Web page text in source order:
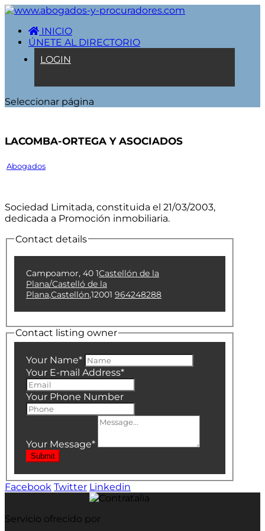
INICIO
ÚNETE AL DIRECTORIO
LOGIN
Seleccionar página
Lacomba-Ortega Y Asociados
Abogados
Sociedad Limitada, constituida el 21/03/2003,
dedicada a Promoción inmobiliaria.
Contact details
Campoamor, 40 1Castellón de la
Plana/Castelló de la
Plana,Castellón,12001 964248288
Contact listing owner
Your Name*
Your E-mail Address*
Your Phone Number
Your Message*
Submit
Facebook Twitter Linkedin
Servicio ofrecido por